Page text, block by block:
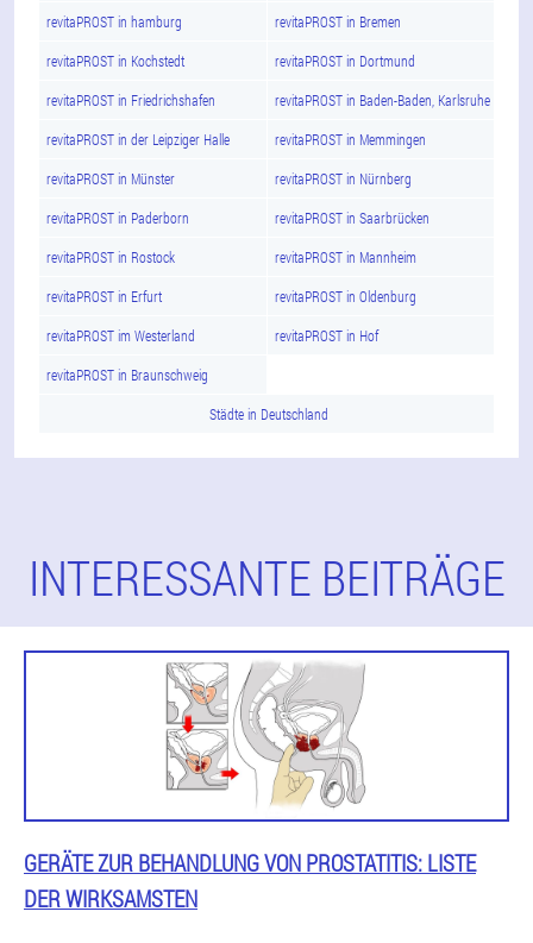
revitaPROST in hamburg revitaPROST in Bremen
revitaPROST in Kochstedt revitaPROST in Dortmund
revitaPROST in Friedrichshafen revitaPROST in Baden-Baden, Karlsruhe
revitaPROST in der Leipziger Halle revitaPROST in Memmingen
revitaPROST in Münster revitaPROST in Nürnberg
revitaPROST in Paderborn revitaPROST in Saarbrücken
revitaPROST in Rostock revitaPROST in Mannheim
revitaPROST in Erfurt revitaPROST in Oldenburg
revitaPROST im Westerland revitaPROST in Hof
revitaPROST in Braunschweig
Städte in Deutschland
INTERESSANTE BEITRÄGE
GERÄTE ZUR BEHANDLUNG VON PROSTATITIS: LISTE
DER WIRKSAMSTEN